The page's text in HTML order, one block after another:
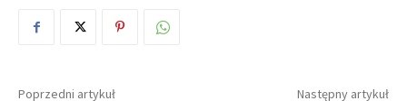
Poprzedni artykuł Następny artykuł